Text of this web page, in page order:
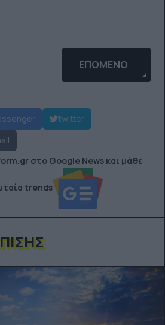
ΕΠΌΜΕΝΟ ΆΡΘΡΟ:
ΕΠΌΜΕΝΟ
twitter
στο Google News και μάθε
trends